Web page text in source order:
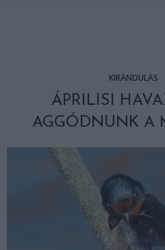
KIRÁNDULÁS
ÁPRILISI
AGGÓDNUNK A